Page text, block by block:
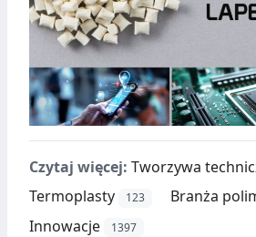
Czytaj więcej: Tworzywa
Termoplasty 123 Branża
Innowacje 1397